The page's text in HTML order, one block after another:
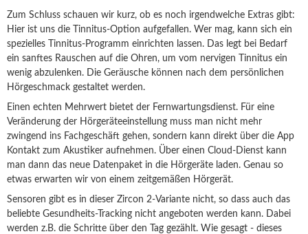
Zum Schluss schauen wir kurz, ob es noch irgendwelche Extras gibt:
Hier ist uns die Tinnitus-Option aufgefallen. Wer mag, kann sich ein
spezielles Tinnitus-Programm einrichten lassen. Das legt bei Bedarf
ein sanftes Rauschen auf die Ohren, um vom nervigen Tinnitus ein
wenig abzulenken. Die Geräusche können nach dem persönlichen
Hörgeschmack gestaltet werden.
Einen echten Mehrwert bietet der Fernwartungsdienst. Für eine
Veränderung der Hörgeräteeinstellung muss man nicht mehr
zwingend ins Fachgeschäft gehen, sondern kann direkt über die App
Kontakt zum Akustiker aufnehmen. Über einen Cloud-Dienst kann
man dann das neue Datenpaket in die Hörgeräte laden. Genau so
etwas erwarten wir von einem zeitgemäßen Hörgerät.
Sensoren gibt es in dieser Zircon 2-Variante nicht, so dass auch das
beliebte Gesundheits-Tracking nicht angeboten werden kann. Dabei
werden z.B. die Schritte über den Tag gezählt. Wie gesagt - dieses